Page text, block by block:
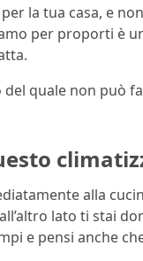
la tua casa, e
per proporti è
quale non può
alla
lato ti stai
e pensi anche